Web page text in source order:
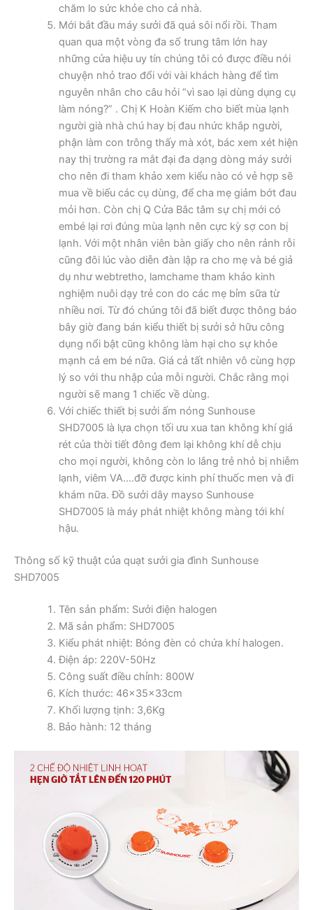
chăm lo sức khỏe cho cả nhà.
Mới bắt đầu máy sưởi đã quá sôi nổi rồi. Tham
quan qua một vòng đa số trung tâm lớn hay
những cửa hiệu uy tín chúng tôi có được điều nói
chuyện nhỏ trao đổi với vài khách hàng để tìm
nguyên nhân cho câu hỏi “vì sao lại dùng dụng cụ
làm nóng?” . Chị K Hoàn Kiếm cho biết mùa lạnh
người già nhà chú hay bị đau nhức khắp người,
phận làm con trông thấy mà xót, bác xem xét hiện
nay thị trường ra mắt đại đa dạng dòng máy sưởi
cho nên đi tham khảo xem kiểu nào có vẻ hợp sẽ
mua về biếu các cụ dùng, để cha mẹ giảm bớt đau
mỏi hơn. Còn chị Q Cửa Bắc tâm sự chị mới có
embé lại rơi đúng mùa lạnh nên cực kỳ sợ con bị
lạnh. Với một nhân viên bàn giấy cho nên rảnh rỗi
cũng đôi lúc vào diễn đàn lập ra cho mẹ và bé giả
dụ như webtretho, lamchame tham khảo kinh
nghiệm nuôi dạy trẻ con do các mẹ bỉm sữa từ
nhiều nơi. Từ đó chúng tôi đã biết được thông báo
bây giờ đang bán kiểu thiết bị sưởi sở hữu công
dụng nổi bật cũng không làm hại cho sự khỏe
mạnh cả em bé nữa. Giá cả tất nhiên vô cùng hợp
lý so với thu nhập của mỗi người. Chắc rằng mọi
người sẽ mang 1 chiếc về dùng.
Với chiếc thiết bị sưởi ấm nóng Sunhouse
SHD7005 là lựa chọn tối ưu xua tan không khí giá
rét của thời tiết đông đem lại không khí dễ chịu
cho mọi người, không còn lo lắng trẻ nhỏ bị nhiễm
lạnh, viêm VA….đỡ được kinh phí thuốc men và đi
khám nữa. Đồ sưởi dây mayso Sunhouse
SHD7005 là máy phát nhiệt không màng tới khí
hậu.
Thông số kỹ thuật của quạt sưởi gia đình Sunhouse
SHD7005
Tên sản phẩm: Sưởi điện halogen
Mã sản phẩm: SHD7005
Kiểu phát nhiệt: Bóng đèn có chứa khí halogen.
Điện áp: 220V-50Hz
Công suất điều chỉnh: 800W
Kích thước: 46x35x33cm
Khối lượng tịnh: 3,6Kg
Bảo hành: 12 tháng